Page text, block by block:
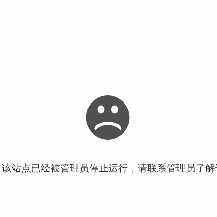
站点已经被管理员停止运行，请联系管理员了